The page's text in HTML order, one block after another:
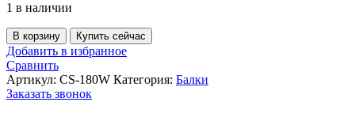
1 в наличии
Количество
товара
Балки
(CS-
180W)
В корзину Купить сейчас
Добавить в избранное
Сравнить
Артикул: CS-180W Категория: Балки
Заказать звонок